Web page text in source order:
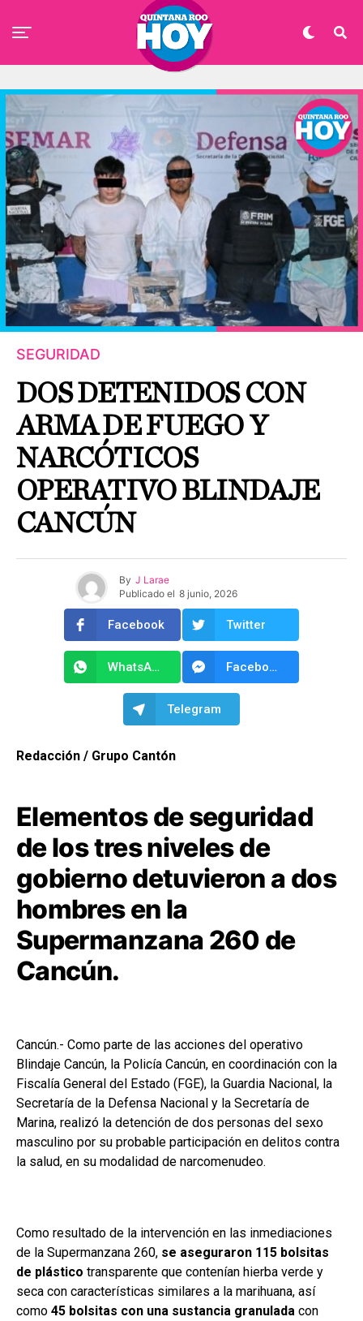
SEGURIDAD
DOS DETENIDOS CON
ARMA DE FUEGO Y
NARCÓTICOS
OPERATIVO BLINDAJE
CANCÚN
By J Larae
Publicado el 8 junio, 2026
Facebook Twitter
WhatsApp Facebook Messenger
Telegram
Redacción / Grupo Cantón
Elementos de seguridad
de los tres niveles de
gobierno detuvieron a dos
hombres en la
Supermanzana 260 de
Cancún.
Cancún.- Como parte de las acciones del operativo
Blindaje Cancún, la Policía Cancún, en coordinación con la
Fiscalía General del Estado (FGE), la Guardia Nacional, la
Secretaría de la Defensa Nacional y la Secretaría de
Marina, realizó la detención de dos personas del sexo
masculino por su probable participación en delitos contra
la salud, en su modalidad de narcomenudeo.
Como resultado de la intervención en las inmediaciones
de la Supermanzana 260, se aseguraron 115 bolsitas
de plástico transparente que contenían hierba verde y
seca con características similares a la marihuana, así
como 45 bolsitas con una sustancia granulada con